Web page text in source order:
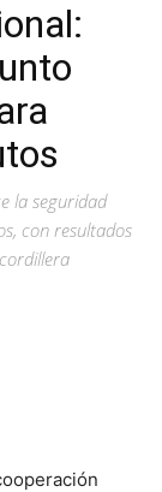
la seguridad
con resultados